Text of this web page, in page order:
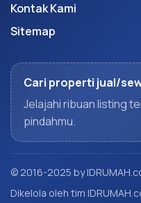
Kontak Kami
Sitemap
Cari properti jual/
Jelajahi ribuan listing
pindahmu.
© 2016-2025 by
Dikelola oleh tim